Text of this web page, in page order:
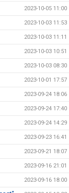
2023-10-05 11:00
2023-10-03 11:53
2023-10-03 11:11
2023-10-03 10:51
2023-10-03 08:30
2023-10-01 17:57
2023-09-24 18:06
2023-09-24 17:40
2023-09-24 14:29
2023-09-23 16:41
2023-09-21 18:07
2023-09-16 21:01
2023-09-16 18:00